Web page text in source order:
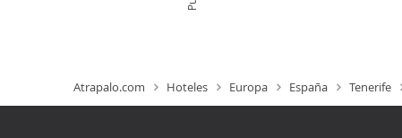
Atrapalo.com Hoteles Europa España Tenerife